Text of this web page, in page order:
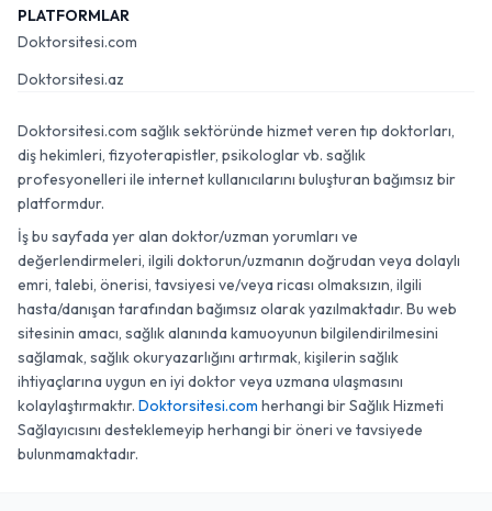
PLATFORMLAR
Doktorsitesi.com
Doktorsitesi.az
Doktorsitesi.com sağlık sektöründe hizmet veren tıp doktorları,
diş hekimleri, fizyoterapistler, psikologlar vb. sağlık
profesyonelleri ile internet kullanıcılarını buluşturan bağımsız bir
platformdur.
İş bu sayfada yer alan doktor/uzman yorumları ve
değerlendirmeleri, ilgili doktorun/uzmanın doğrudan veya dolaylı
emri, talebi, önerisi, tavsiyesi ve/veya ricası olmaksızın, ilgili
hasta/danışan tarafından bağımsız olarak yazılmaktadır. Bu web
sitesinin amacı, sağlık alanında kamuoyunun bilgilendirilmesini
sağlamak, sağlık okuryazarlığını artırmak, kişilerin sağlık
ihtiyaçlarına uygun en iyi doktor veya uzmana ulaşmasını
kolaylaştırmaktır. Doktorsitesi.com herhangi bir Sağlık Hizmeti
Sağlayıcısını desteklemeyip herhangi bir öneri ve tavsiyede
bulunmamaktadır.